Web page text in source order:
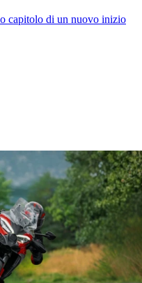
capitolo di un nuovo inizio